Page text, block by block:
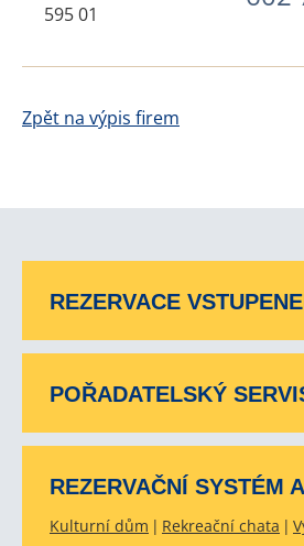
595 01
Zpět na výpis firem
REZERVACE
POŘADATELSKÝ
REZERVAČNÍ SYSTÉM
Kulturní dům Rekreační chata